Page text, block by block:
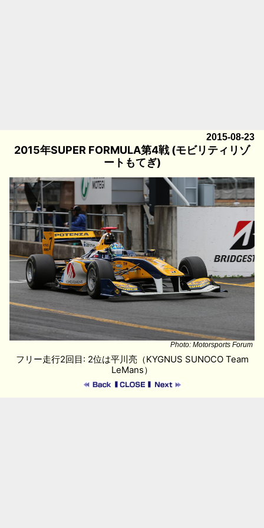
2015-08-23
2015年SUPER FORMULA第4戦 (モビリティリゾ
ートもてぎ)
Photo: Motorsports Forum
フリー走行2回目: 2位は平川亮（KYGNUS SUNOCO Team
LeMans）